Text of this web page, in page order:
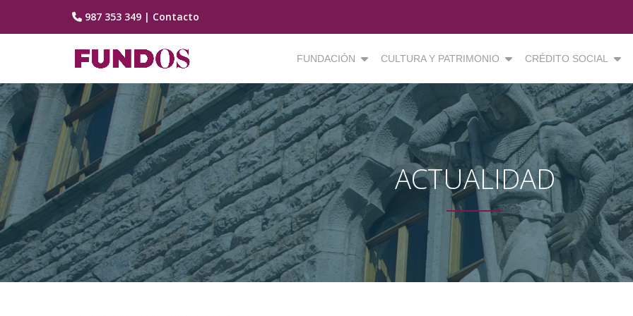
Saltar
987 353 349 | Contacto
FUNDACIÓN CULTURA Y PATRIMONIO CRÉDITO SOCIAL
ACTUALIDAD